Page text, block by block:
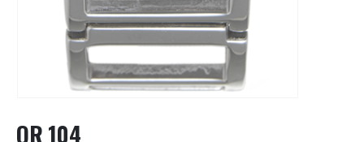
OR 104